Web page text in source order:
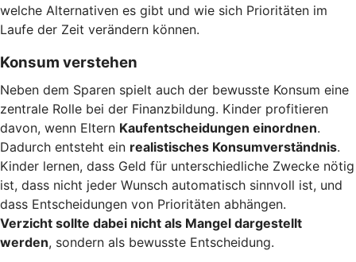
welche Alternativen es gibt und wie sich Prioritäten im
Laufe der Zeit verändern können.
Konsum verstehen
Neben dem Sparen spielt auch der bewusste Konsum eine
zentrale Rolle bei der Finanzbildung. Kinder profitieren
davon, wenn Eltern Kaufentscheidungen einordnen.
Dadurch entsteht ein realistisches Konsumverständnis.
Kinder lernen, dass Geld für unterschiedliche Zwecke nötig
ist, dass nicht jeder Wunsch automatisch sinnvoll ist, und
dass Entscheidungen von Prioritäten abhängen.
Verzicht sollte dabei nicht als Mangel dargestellt
werden, sondern als bewusste Entscheidung.